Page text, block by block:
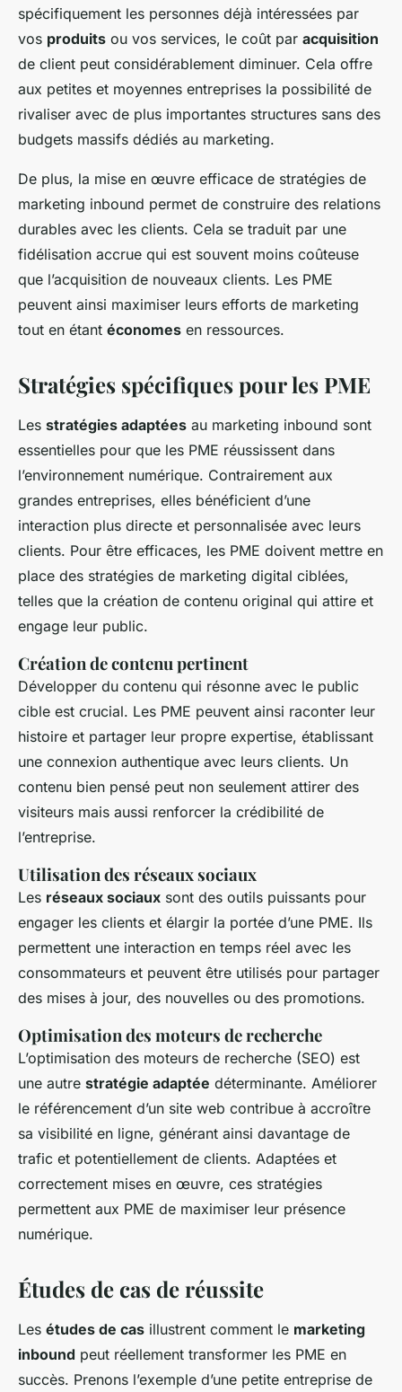
spécifiquement les personnes déjà intéressées par
vos produits ou vos services, le coût par acquisition
de client peut considérablement diminuer. Cela offre
aux petites et moyennes entreprises la possibilité de
rivaliser avec de plus importantes structures sans des
budgets massifs dédiés au marketing.
De plus, la mise en œuvre efficace de stratégies de
marketing inbound permet de construire des relations
durables avec les clients. Cela se traduit par une
fidélisation accrue qui est souvent moins coûteuse
que l’acquisition de nouveaux clients. Les PME
peuvent ainsi maximiser leurs efforts de marketing
tout en étant économes en ressources.
Stratégies spécifiques pour les PME
Les stratégies adaptées au marketing inbound sont
essentielles pour que les PME réussissent dans
l’environnement numérique. Contrairement aux
grandes entreprises, elles bénéficient d’une
interaction plus directe et personnalisée avec leurs
clients. Pour être efficaces, les PME doivent mettre en
place des stratégies de marketing digital ciblées,
telles que la création de contenu original qui attire et
engage leur public.
Création de contenu pertinent
Développer du contenu qui résonne avec le public
cible est crucial. Les PME peuvent ainsi raconter leur
histoire et partager leur propre expertise, établissant
une connexion authentique avec leurs clients. Un
contenu bien pensé peut non seulement attirer des
visiteurs mais aussi renforcer la crédibilité de
l’entreprise.
Utilisation des réseaux sociaux
Les réseaux sociaux sont des outils puissants pour
engager les clients et élargir la portée d’une PME. Ils
permettent une interaction en temps réel avec les
consommateurs et peuvent être utilisés pour partager
des mises à jour, des nouvelles ou des promotions.
Optimisation des moteurs de recherche
L’optimisation des moteurs de recherche (SEO) est
une autre stratégie adaptée déterminante. Améliorer
le référencement d’un site web contribue à accroître
sa visibilité en ligne, générant ainsi davantage de
trafic et potentiellement de clients. Adaptées et
correctement mises en œuvre, ces stratégies
permettent aux PME de maximiser leur présence
numérique.
Études de cas de réussite
Les études de cas illustrent comment le marketing
inbound peut réellement transformer les PME en
succès. Prenons l’exemple d’une petite entreprise de